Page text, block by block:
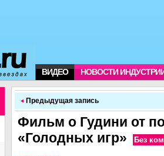
ВИДЕО НОВОСТИ
Предыдущая запись
Фильм о Гудини от
«Голодных игр»
Без